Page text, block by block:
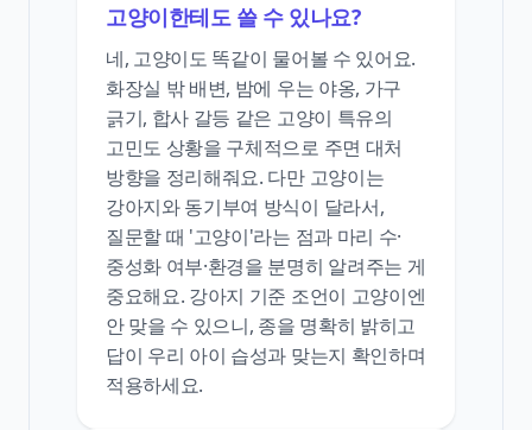
고양이한테도 쓸 수 있나요?
네, 고양이도 똑같이 물어볼 수 있어요.
화장실 밖 배변, 밤에 우는 야옹, 가구
긁기, 합사 갈등 같은 고양이 특유의
고민도 상황을 구체적으로 주면 대처
방향을 정리해줘요. 다만 고양이는
강아지와 동기부여 방식이 달라서,
질문할 때 '고양이'라는 점과 마리 수·
중성화 여부·환경을 분명히 알려주는 게
중요해요. 강아지 기준 조언이 고양이엔
안 맞을 수 있으니, 종을 명확히 밝히고
답이 우리 아이 습성과 맞는지 확인하며
적용하세요.